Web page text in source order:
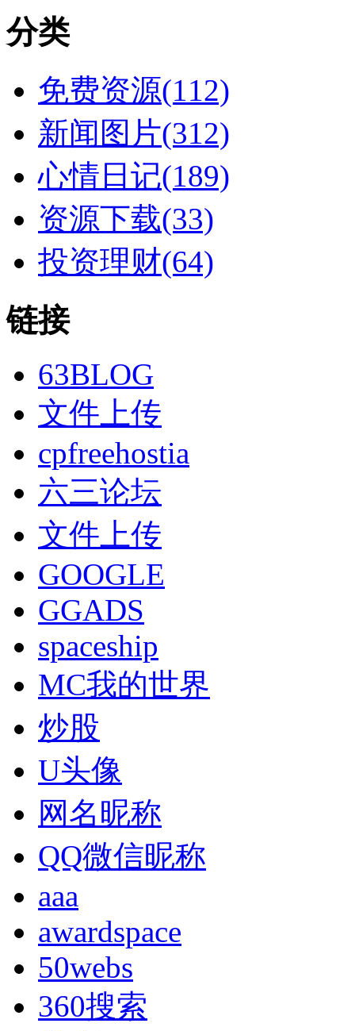
分类
免费资源(112)
新闻图片(312)
心情日记(189)
资源下载(33)
投资理财(64)
链接
63BLOG
文件上传
cpfreehostia
六三论坛
文件上传
GOOGLE
GGADS
spaceship
MC我的世界
炒股
U头像
网名昵称
QQ微信昵称
aaa
awardspace
50webs
360搜索